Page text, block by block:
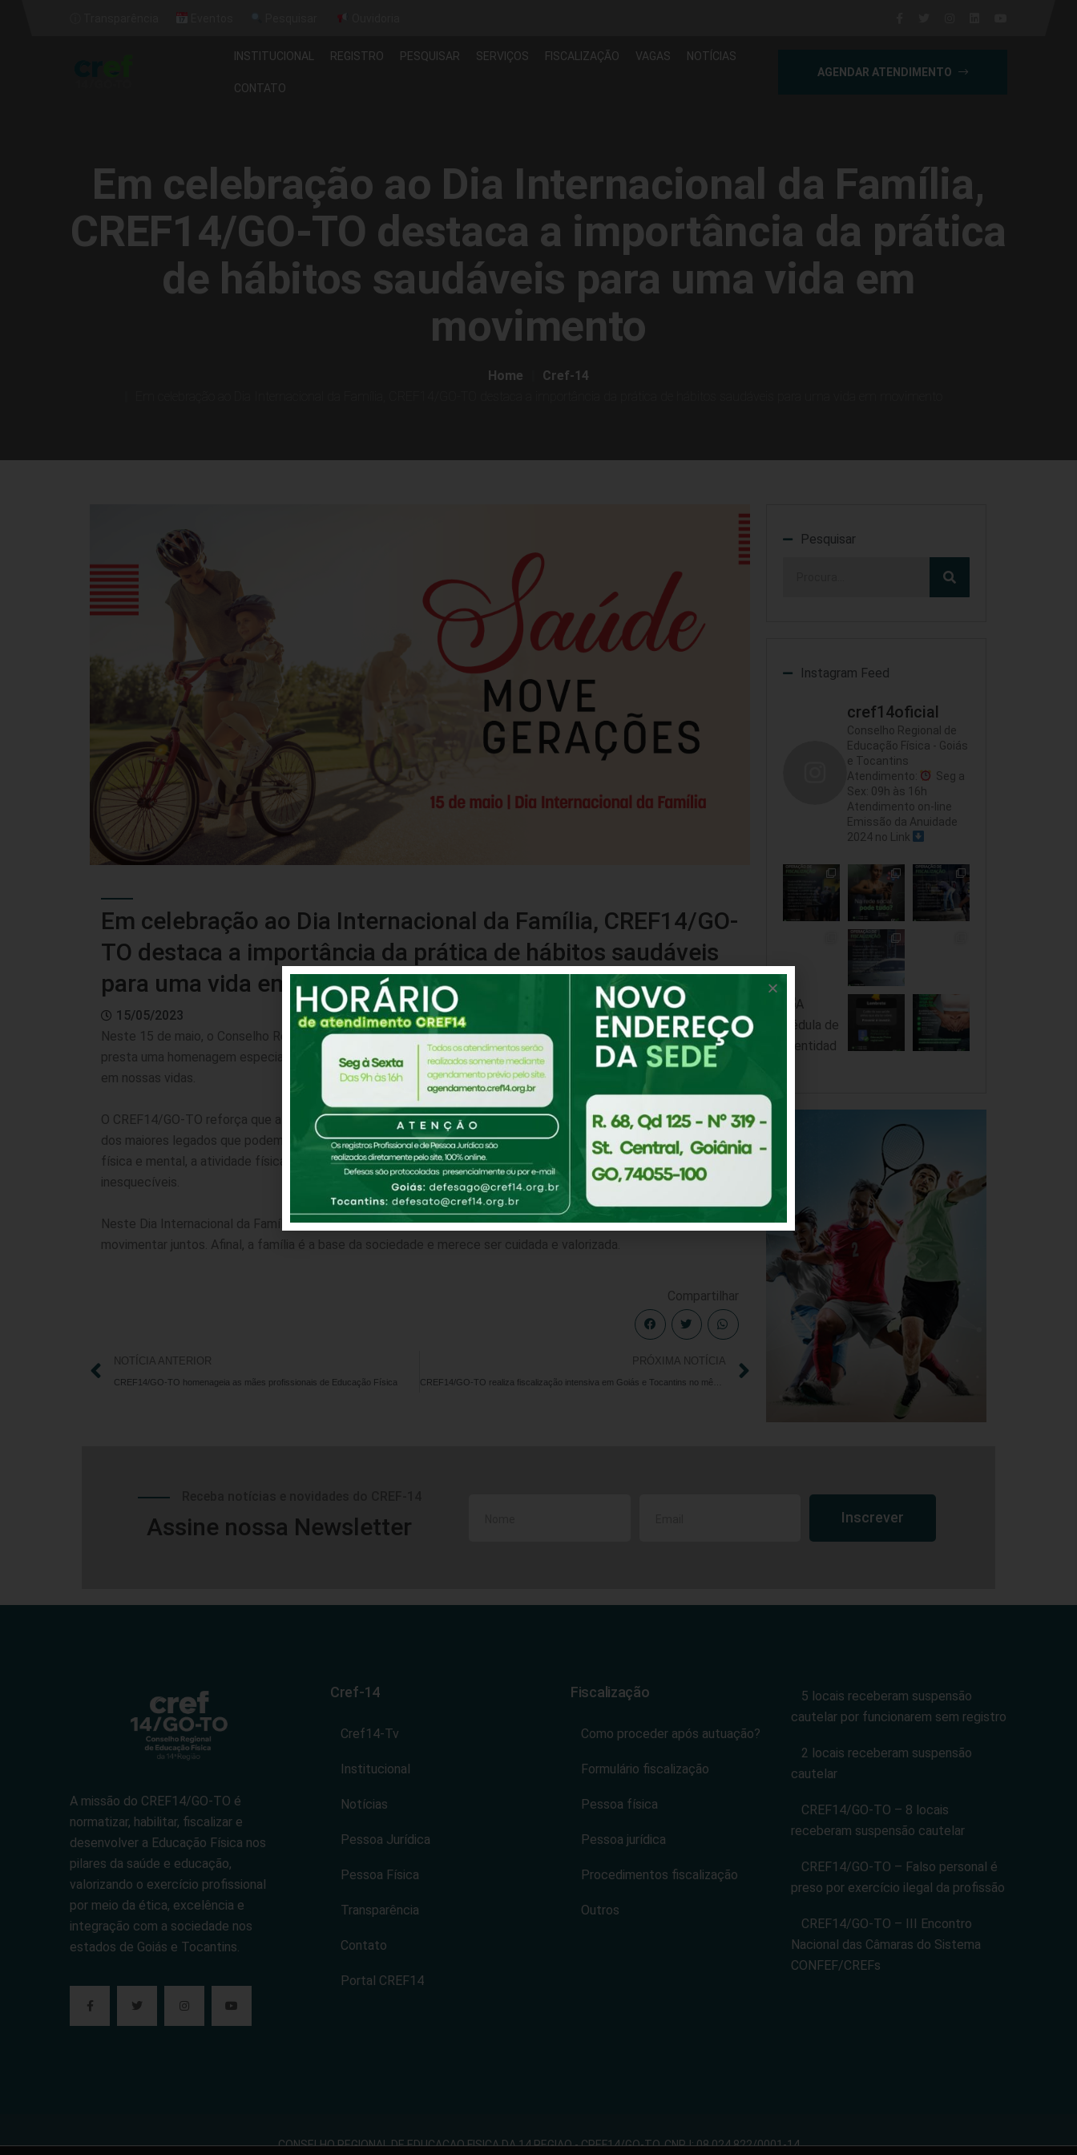
INSTITUCIONAL REGISTRO PESQUISAR SERVIÇOS FISCALIZAÇÃO VAGAS NOTÍCIAS
CONTATO
AGENDAR ATENDIMENTO
Em celebração ao Dia Internacional da Família,
CREF14/GO-TO destaca a importância da prática
de hábitos saudáveis para uma vida em
movimento
Home
Cref-14
Em celebração ao Dia Internacional da Família, CREF14/GO-
TO destaca a importância da prática de hábitos saudáveis
para uma vida em movimento
15/05/2023
Neste 15 de maio, o Conselho Regional de Educação Física da 14ª Região – Goiás e Tocantins (CREF14/GO-TO)
presta uma homenagem especial a todas as famílias. Mais do que nunca, percebemos a importância da família
em nossas vidas.
O CREF14/GO-TO reforça que a prática de hábitos saudáveis e a promoção de uma vida em movimento são um
dos maiores legados que podem ser passados de geração em geração. Além de trazer benefícios para a saúde
física e mental, a atividade física em família é uma excelente forma de fortalecer laços e criar momentos
inesquecíveis.
Neste Dia Internacional da Família, o CREF14/GO-TO incentiva a todos a adotar hábitos saudáveis e a se
movimentar juntos. Afinal, a família é a base da sociedade e merece ser cuidada e valorizada.
Compartilhar
NOTÍCIA ANTERIOR
CREF14/GO-TO homenageia as mães profissionais de Educação Física
PRÓXIMA NOTÍCIA
Pesquisar
Instagram Feed
cref14oficial
Conselho Regional de
Educação Física - Goiás
e Tocantins
Atendimento:
Seg a
Sex: 09h às 16h
Atendimento on-line
Emissão da Anuidade
2024 no Link
Assine nossa Newsletter Inscrever
A missão do CREF14/GO-TO é
normatizar, habilitar, fiscalizar e
desenvolver a Educação Física nos
pilares da saúde e educação,
valorizando o exercício profissional
por meio da ética, excelência e
integração com a sociedade nos
estados de Goiás e Tocantins.
Cref-14
Cref14-Tv
Institucional
Notícias
Pessoa Jurídica
Pessoa Física
Transparência
Contato
Portal CREF14
Fiscalização
Como proceder após autuação?
Formulário fiscalização
Pessoa física
Pessoa jurídica
Procedimentos fiscalização
Outros
5 locais receberam suspensão
cautelar por funcionarem sem registro
2 locais receberam suspensão
cautelar
CREF14/GO-TO – 8 locais
receberam suspensão cautelar
CREF14/GO-TO – Falso personal é
preso por exercício ilegal da profissão
CREF14/GO-TO – III Encontro
Nacional das Câmaras do Sistema
CONFEF/CREFs
CONSELHO REGIONAL DE EDUCACAO FISICA DA 14 REGIAO - CREF14/GO-TO. CNPJ: 08.024.822/0001-14